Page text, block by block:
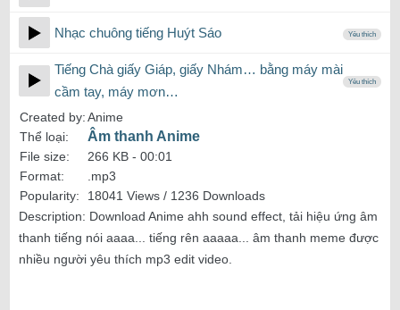
Nhạc chuông tiếng Huýt Sáo Yêu thích
Tiếng Chà giấy Giáp, giấy Nhám… bằng máy mài
cầm tay, máy mơn…
Yêu thích
Created by:Anime
Thể loại:
Âm thanh Anime
File size: 266 KB - 00:01
Format:
.mp3
Popularity:
18041 Views / 1236 Downloads
Description: Download Anime ahh sound effect, tải hiệu ứng âm
thanh tiếng nói aaaa... tiếng rên aaaaa... âm thanh meme được
nhiều người yêu thích mp3 edit video.